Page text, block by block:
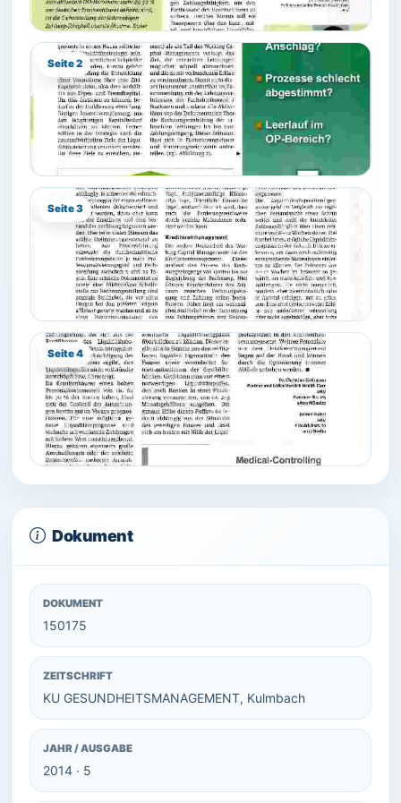
Seite 2
Seite 3
Seite 4
Dokument
DOKUMENT
150175
ZEITSCHRIFT
KU GESUNDHEITSMANAGEMENT, Kulmbach
JAHR / AUSGABE
2014 · 5